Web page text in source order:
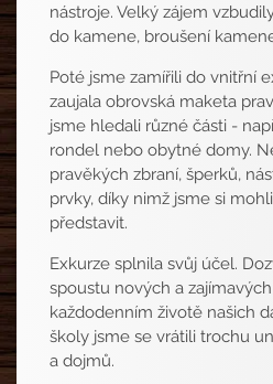
nástroje. Velký zájem
do kamene, broušení
Poté jsme zamířili do vnitřní
zaujala obrovská maketa
jsme hledali různé části -
rondel nebo obytné domy.
pravěkých zbraní, šperků,
prvky, díky nimž jsme si
představit.
Exkurze splnila svůj účel.
spoustu nových a
každodenním životě našich
školy jsme se vrátili trochu
a dojmů.